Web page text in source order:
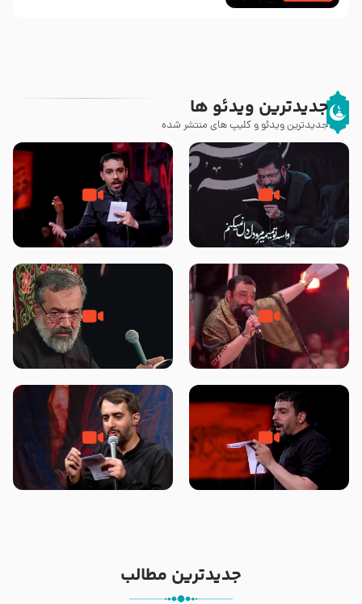
جدیدترین ویدئو ها
جدیدترین ویدئو و کلیپ های منتشر شده
مصداق کربلا – حاج حسین سیب
سرخی
شور ، حسینا! به‌ حق زهرا «أُنْظُرْ
إِلَینا» – عزاداری شب هفتم ماه
جانا جانا ابی عبدالله – کربلایی جواد
مقدم – شب هشتم محرم 1448 –
مادر منم مثل تو خمیدم – حاج
محمود کریمی – شهادت حضرت
هیئت رایة العباس علیه السلام
تک ، عبّاس، صاحب دل‌هاست –
حاج حنیف طاهری – عزاداری شب
من غلام نوکراتم من عاشق کربلاتم
– شور زمینه – شب هفتم – محرم
جدیدترین مطالب